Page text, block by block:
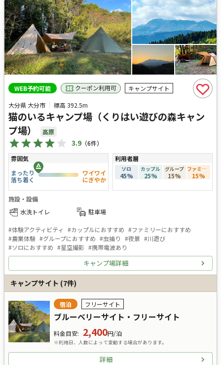
WEB予約可能 クーポン利用可
キャンプサイト
大分県 大分市
標高392.5m
猫のいるキャンプ場（くりはい遊びの森キャン
プ場）
高原
3.9 （6件）
雰囲気
まったり
落ち着く
ワイワイ
にぎやか
利用者層
ソロ
45%
カップル
25%
グループ
15%
ファミリー
15%
施設・設備
水洗トイレ
駐車場
#体験アクティビティ #カップルにおすすめ #ファミリーにおすすめ
#農業体験 #グループにおすすめ #虫捕り #夜景 #川遊び
#ソロにおすすめ #星空撮影 #携帯電波あり
キャンプ場詳細
キャンプサイト (7件)
宿泊 フリーサイト
ブルーベリーサイト・フリーサイト
料金目安: 2,400円/泊
※利用日、人数によって変動する場合があります。
詳細